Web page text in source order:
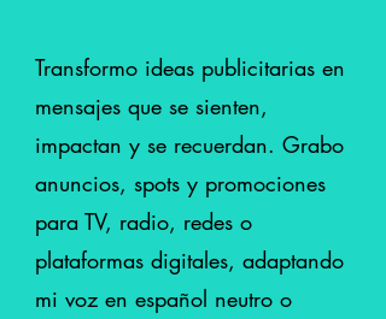
Transformo ideas publicitarias en
mensajes que se sienten,
impactan y se recuerdan. Grabo
anuncios, spots y promociones
para TV, radio, redes o
plataformas digitales, adaptando
mi voz en español neutro o